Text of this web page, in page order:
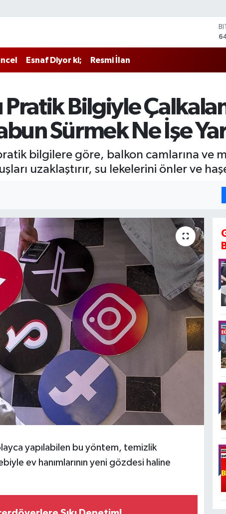
Esnaf Diyor ki; Resmi İlan
Pratik Bilgiyle
Sürmek Ne İşe
bilgilere göre, balkon camlarına ve
uzaklaştırır, su lekelerini önler ve
yapılabilen bu yöntem, temizlik
ev hanımlarının yeni gözdesi haline